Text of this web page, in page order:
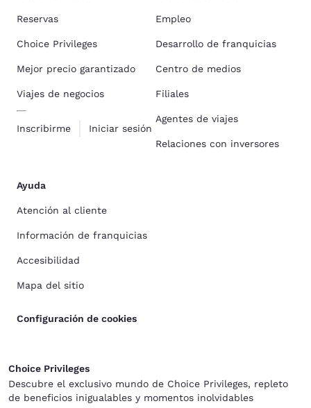
Reservas
Choice Privileges
Mejor precio garantizado
Viajes de negocios
Inscribirme Iniciar sesión
Empleo
Desarrollo de franquicias
Centro de medios
Filiales
Agentes de viajes
Relaciones con inversores
Ayuda
Atención al cliente
Información de franquicias
Accesibilidad
Mapa del sitio
Configuración de cookies
Choice Privileges
Descubre el exclusivo mundo de Choice Privileges, repleto
de beneficios inigualables y momentos inolvidables